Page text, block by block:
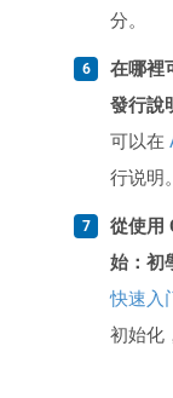
分。
在哪裡
發行說
可以在
行说明。
從使用
始：初
快速入
初始化